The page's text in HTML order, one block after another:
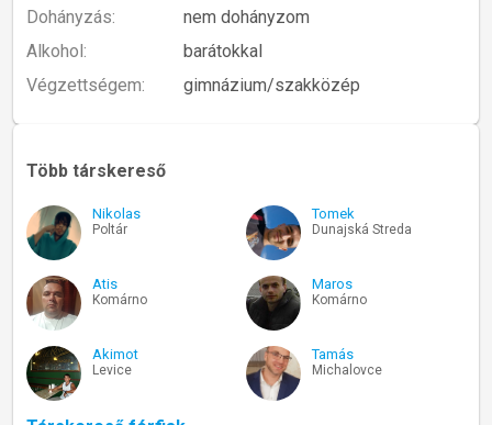
Dohányzás:
nem dohányzom
Alkohol:
barátokkal
Végzettségem:
gimnázium/szakközép
Több társkereső
Nikolas
Poltár
Tomek
Dunajská Streda
Atis
Komárno
Maros
Komárno
Akimot
Levice
Tamás
Michalovce